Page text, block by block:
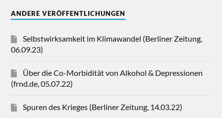
ANDERE VERÖFFENTLICHUNGEN
Selbstwirksamkeit im Klimawandel (Berliner Zeitung,
06.09.23)
Über die Co-Morbidität von Alkohol & Depressionen
(frnd.de, 05.07.22)
Spuren des Krieges (Berliner Zeitung, 14.03.22)